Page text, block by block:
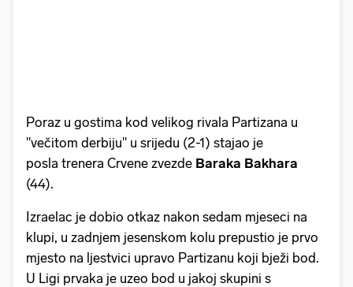
Poraz u gostima kod velikog rivala Partizana u
"večitom derbiju" u srijedu (2-1) stajao je
posla trenera Crvene zvezde Baraka Bakhara
(44).
Izraelac je dobio otkaz nakon sedam mjeseci na
klupi, u zadnjem jesenskom kolu prepustio je prvo
mjesto na ljestvici upravo Partizanu koji bježi bod.
U Ligi prvaka je uzeo bod u jakoj skupini s